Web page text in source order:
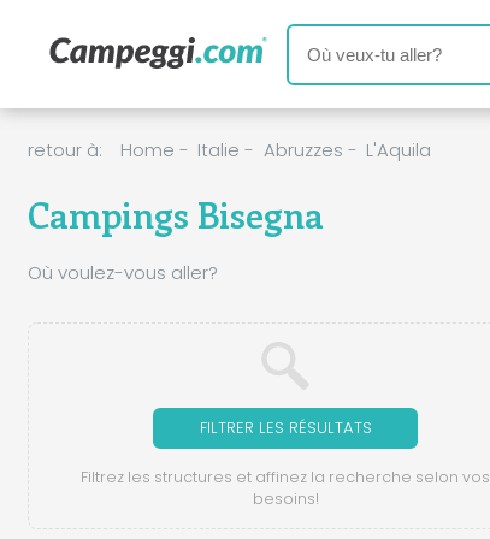
retour à: Home - Italie - Abruzzes - L'Aquila
Campings Bisegna
Où voulez-vous aller?
FILTRER LES RÉSULTATS
Filtrez les structures et affinez la recherche selon vos
besoins!